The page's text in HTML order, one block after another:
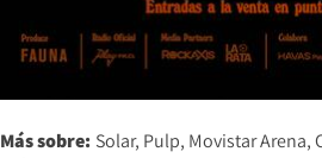
Más sobre: Solar Pulp Movistar Arena